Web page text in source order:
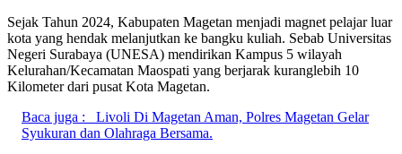
Sejak Tahun 2024, Kabupaten Magetan menjadi magnet pelajar luar
kota yang hendak melanjutkan ke bangku kuliah. Sebab Universitas
Negeri Surabaya (UNESA) mendirikan Kampus 5 wilayah
Kelurahan/Kecamatan Maospati yang berjarak kuranglebih 10
Kilometer dari pusat Kota Magetan.
Baca juga :
Livoli Di Magetan Aman, Polres Magetan Gelar
Syukuran dan Olahraga Bersama.